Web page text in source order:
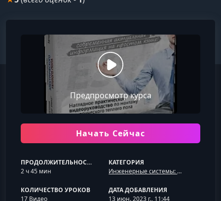
Предпросмотр курса
Начать Сейчас
ПРОДОЛЖИТЕЛЬНОСТЬ
2 ч 45 мин
КАТЕГОРИЯ
Инженерные системы: электрика, отопление, вода
КОЛИЧЕСТВО УРОКОВ
17 Видео
ДАТА ДОБАВЛЕНИЯ
13 июн. 2023 г., 11:44